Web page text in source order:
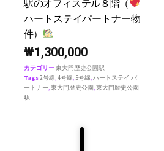
駅のオフィステル８階（
ハートステイパートナー物
件）
₩1,300,000
カテゴリー東大門歴史公園駅
Tags2号線,4号線, 5号線,ハートステイ パ
ートナー,東大門歴史公園,東大門歴史公園
駅